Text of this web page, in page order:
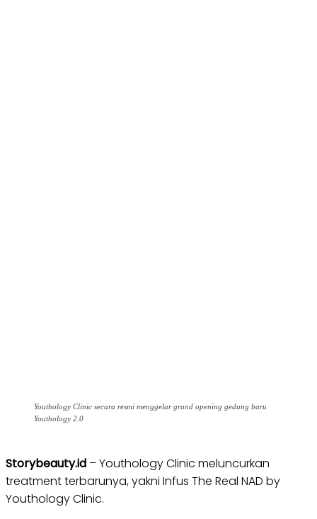
Youthology Clinic secara resmi menggelar grand opening gedung baru
Youthology 2.0
Storybeauty.id – Youthology Clinic meluncurkan
treatment terbarunya, yakni Infus The Real NAD by
Youthology Clinic.